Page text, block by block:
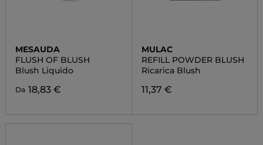
MESAUDA
FLUSH OF BLUSH
Blush Liquido
Da 18,83 €
MULAC
REFILL POWDER BLUSH
Ricarica Blush
11,37 €